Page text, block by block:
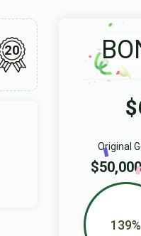
20
$
Original
139%